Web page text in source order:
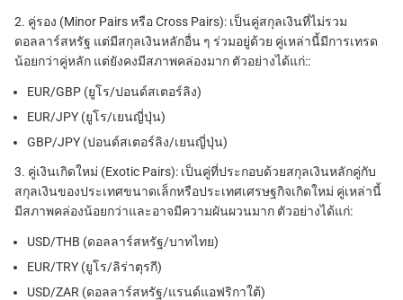
2. คู่รอง (Minor Pairs หรือ Cross Pairs): เป็นคู่สกุลเงินที่ไม่รวม
ดอลลาร์สหรัฐ แต่มีสกุลเงินหลักอื่น ๆ ร่วมอยู่ด้วย คู่เหล่านี้มีการเทรด
น้อยกว่าคู่หลัก แต่ยังคงมีสภาพคล่องมาก ตัวอย่างได้แก่::
EUR/GBP (ยูโร/ปอนด์สเตอร์ลิง)
EUR/JPY (ยูโร/เยนญี่ปุ่น)
GBP/JPY (ปอนด์สเตอร์ลิง/เยนญี่ปุ่น)
3. คู่เงินเกิดใหม่ (Exotic Pairs): เป็นคู่ที่ประกอบด้วยสกุลเงินหลักคู่กับ
สกุลเงินของประเทศขนาดเล็กหรือประเทศเศรษฐกิจเกิดใหม่ คู่เหล่านี้
มีสภาพคล่องน้อยกว่าและอาจมีความผันผวนมาก ตัวอย่างได้แก่:
USD/THB (ดอลลาร์สหรัฐ/บาทไทย)
EUR/TRY (ยูโร/ลิร่าตุรกี)
USD/ZAR (ดอลลาร์สหรัฐ/แรนด์แอฟริกาใต้)